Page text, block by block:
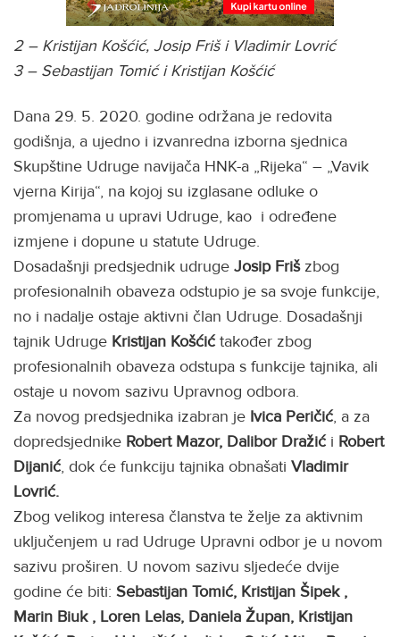
2 – Kristijan Košćić, Josip Friš i Vladimir Lovrić
3 – Sebastijan Tomić i Kristijan Košćić
Dana 29. 5. 2020. godine održana je redovita
godišnja, a ujedno i izvanredna izborna sjednica
Skupštine Udruge navijača HNK-a „Rijeka“ – „Vavik
vjerna Kirija“, na kojoj su izglasane odluke o
promjenama u upravi Udruge, kao i određene
izmjene i dopune u statute Udruge.
Dosadašnji predsjednik udruge Josip Frišzbog
profesionalnih obaveza odstupio je sa svoje funkcije,
no i nadalje ostaje aktivni član Udruge. Dosadašnji
tajnik Udruge Kristijan Košćićtakođer zbog
profesionalnih obaveza odstupa s funkcije tajnika, ali
ostaje u novom sazivu Upravnog odbora.
Za novog predsjednika izabran je Ivica Peričić, a za
dopredsjednike Robert Mazor, Dalibor Dražići Robert
Dijanić, dok će funkciju tajnika obnašati Vladimir
Lovrić.
Zbog velikog interesa članstva te želje za aktivnim
uključenjem u rad Udruge Upravni odbor je u novom
sazivu proširen. U novom sazivu sljedeće dvije
godine će biti: Sebastijan Tomić, Kristijan Šipek ,
Marin Biuk , Loren Lelas, Daniela Župan, Kristijan